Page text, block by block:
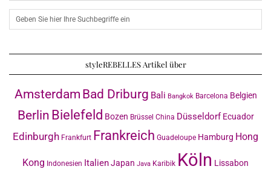
styleREBELLES Artikel über
Amsterdam Bad Driburg Bali Bangkok Barcelona Belgien
Berlin Bielefeld Bozen Brüssel China Düsseldorf Ecuador
Edinburgh Frankfurt Frankreich Guadeloupe Hamburg Hong
Kong Indonesien ItalienJapan Java Karibik Köln Lissabon